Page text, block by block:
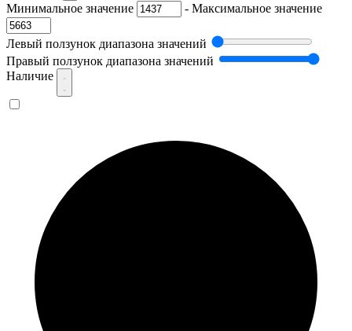
Минимальное значение - Максимальное значение
Левый ползунок диапазона значений
Правый ползунок диапазона значений
Наличие